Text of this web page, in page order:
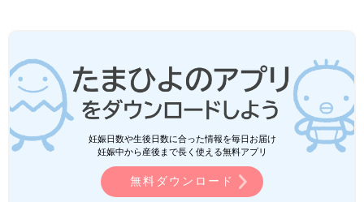
妊娠日数や生後日数に合った情報を毎日お届け
妊娠中から産後まで長く使える無料アプリ
無料ダウンロード